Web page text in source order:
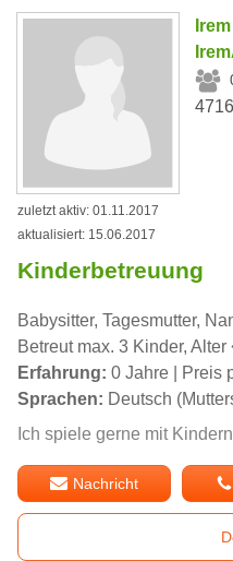
zuletzt aktiv: 01.11.2017
aktualisiert: 15.06.2017
Kinderbetreuung
Babysitter, Tagesmutter,
Betreut max. 3 Kinder,
Erfahrung: 0 Jahre | Preis
Sprachen: Deutsch
Ich spiele gerne mit Kindern
Nachricht